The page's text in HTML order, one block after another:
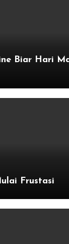
Biar Hari
Frustasi